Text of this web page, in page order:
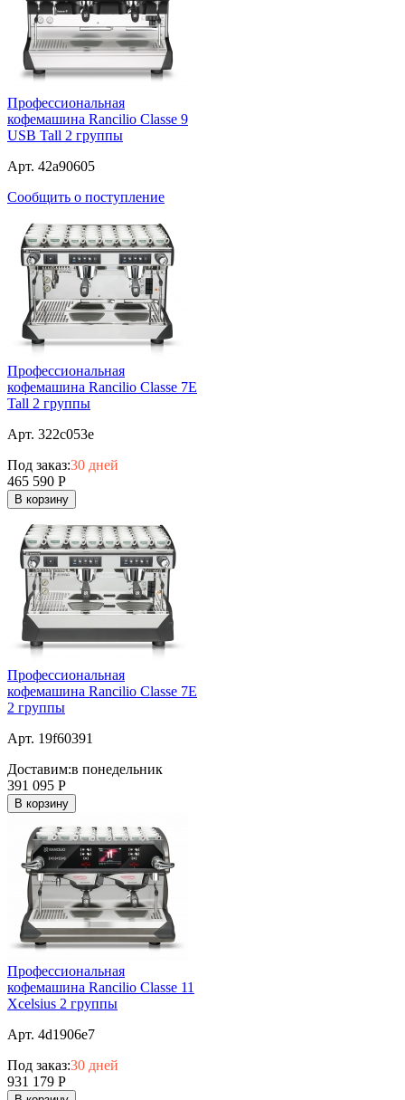
Профессиональная
кофемашина Rancilio Classe 9
USB Tall 2 группы
Арт. 42a90605
Сообщить о поступление
Профессиональная
кофемашина Rancilio Classe 7E
Tall 2 группы
Арт. 322c053e
Под заказ:30 дней
465 590 Р
В корзину
Профессиональная
кофемашина Rancilio Classe 7E
2 группы
Арт. 19f60391
Доставим:в понедельник
391 095 Р
В корзину
Профессиональная
кофемашина Rancilio Classe 11
Xcelsius 2 группы
Арт. 4d1906e7
Под заказ:30 дней
931 179 Р